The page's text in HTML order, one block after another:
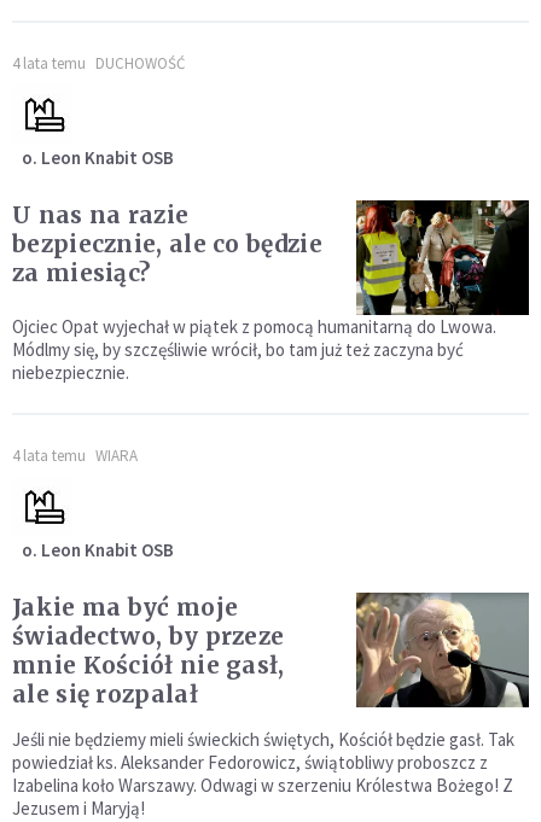
4 lata temu DUCHOWOŚĆ
o. Leon Knabit OSB
U nas na razie
bezpiecznie, ale co będzie
za miesiąc?
Ojciec Opat wyjechał w piątek z pomocą humanitarną do Lwowa.
Módlmy się, by szczęśliwie wrócił, bo tam już też zaczyna być
niebezpiecznie.
4 lata temu WIARA
o. Leon Knabit OSB
Jakie ma być moje
świadectwo, by przeze
mnie Kościół nie gasł,
ale się rozpalał
Jeśli nie będziemy mieli świeckich świętych, Kościół będzie gasł. Tak
powiedział ks. Aleksander Fedorowicz, świątobliwy proboszcz z
Izabelina koło Warszawy. Odwagi w szerzeniu Królestwa Bożego! Z
Jezusem i Maryją!